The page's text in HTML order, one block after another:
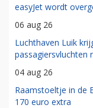
easyJet wordt
06 aug 26
Luchthaven Luik
passagiersvluchten
04 aug 26
Raamstoeltje in de
170 euro extra